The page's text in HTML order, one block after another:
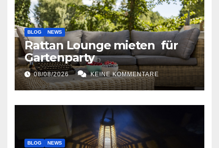
BLOG NEWS
Rattan Lounge mieten für
Gartenparty
08/08/2026 KEINE KOMMENTARE
BLOG NEWS